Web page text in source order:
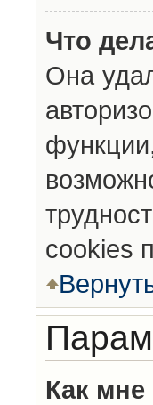
Что
Она
cookies
Как